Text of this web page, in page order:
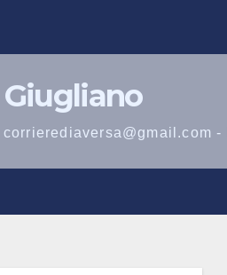
Giugliano
-